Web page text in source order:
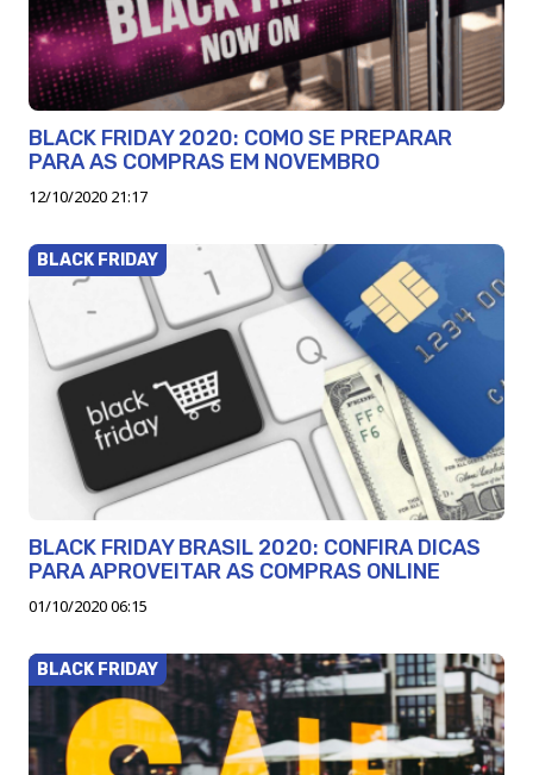
BLACK FRIDAY 2020: COMO SE PREPARAR
PARA AS COMPRAS EM NOVEMBRO
12/10/2020 21:17
BLACK FRIDAY
BLACK FRIDAY BRASIL 2020: CONFIRA DICAS
PARA APROVEITAR AS COMPRAS ONLINE
01/10/2020 06:15
BLACK FRIDAY